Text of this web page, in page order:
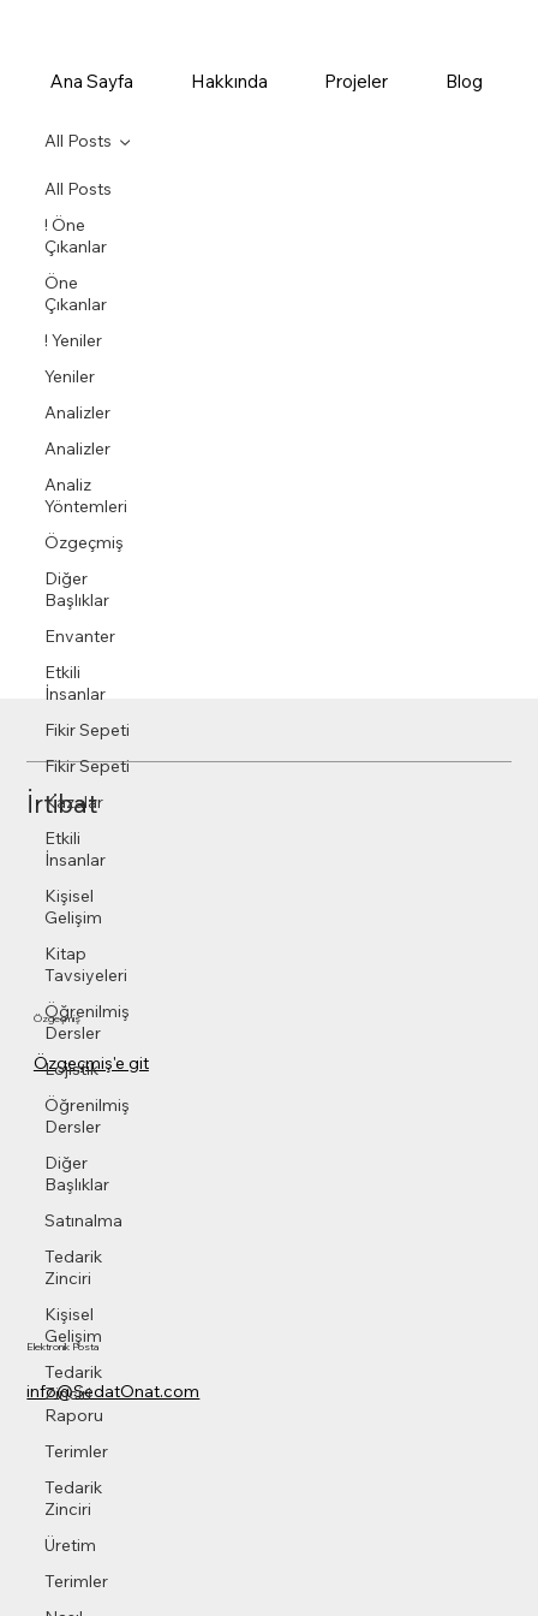
Ana Sayfa Hakkında Projeler Blog
All Posts
! Öne
Çıkanlar
Öne
Çıkanlar
! Yeniler
Yeniler
Analizler
Analizler
Analiz
Yöntemleri
Özgeçmiş
Diğer
Başlıklar
Envanter
Etkili
İnsanlar
Fikir Sepeti
Fikir Sepeti
Kazalar
Etkili
İnsanlar
Kişisel
Gelişim
Kitap
Tavsiyeleri
Öğrenilmiş
Dersler
Lojistik
Öğrenilmiş
Dersler
Diğer
Başlıklar
Satınalma
Tedarik
Zinciri
Kişisel
Gelişim
Tedarik
Zinciri
Raporu
Terimler
Tedarik
Zinciri
Üretim
Terimler
All Posts
İrtibat
Özgeçmiş
Özgeçmiş'e git
info@SedatOnat.com
Elektronik Posta